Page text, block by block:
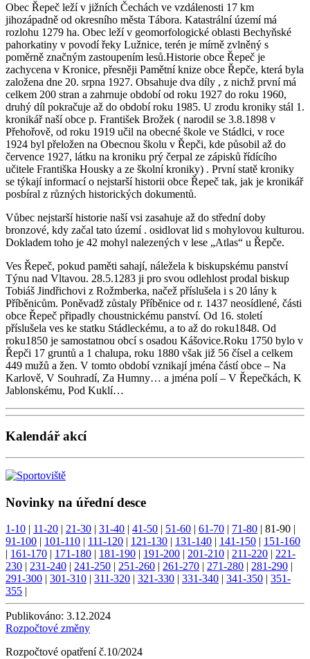
Obec Řepeč leží v jižních Čechách ve vzdálenosti 17 km
jihozápadně od okresního města Tábora. Katastrální území má
rozlohu 1279 ha. Obec leží v geomorfologické oblasti Bechyňské
pahorkatiny v povodí řeky Lužnice, terén je mírně zvlněný s
poměrně značným zastoupením lesů.Historie obce Řepeč je
zachycena v Kronice, přesněji Pamětní knize obce Řepče, která byla
založena dne 20. srpna 1927. Obsahuje dva díly , z nichž první má
celkem 200 stran a zahrnuje období od roku 1927 do roku 1960,
druhý díl pokračuje až do období roku 1985. U zrodu kroniky stál 1.
kronikář naší obce p. František Brožek ( narodil se 3.8.1898 v
Přehořově, od roku 1919 učil na obecné škole ve Stádlci, v roce
1924 byl přeložen na Obecnou školu v Řepči, kde působil až do
července 1927, látku na kroniku prý čerpal ze zápisků řídícího
učitele Františka Housky a ze školní kroniky) . První statě kroniky
se týkají informací o nejstarší historii obce Řepeč tak, jak je kronikář
posbíral z různých historických dokumentů.
Vůbec nejstarší historie naší vsi zasahuje až do střední doby
bronzové, kdy začal tato území . osidlovat lid s mohylovou kulturou.
Dokladem toho je 42 mohyl nalezených v lese „Atlas“ u Řepče.
Ves Řepeč, pokud paměti sahají, náležela k biskupskému panství
Týnu nad Vltavou. 28.5.1283 ji pro svou odlehlost prodal biskup
Tobiáš Jindřichovi z Rožmberka, načež příslušela i s 20 lány k
Příběnicům. Poněvadž zůstaly Příběnice od r. 1437 neosídlené, části
obce Řepeč připadly choustnickému panství. Od 16. století
příslušela ves ke statku Stádleckému, a to až do roku1848. Od
roku1850 je samostatnou obcí s osadou Kášovice.Roku 1750 bylo v
Řepči 17 gruntů a 1 chalupa, roku 1880 však již 56 čísel a celkem
449 mužů a žen. V tomto období vznikají jména částí obce – Na
Karlově, V Souhradí, Za Humny… a jména polí – V Řepečkách, K
Jablonskému, Pod Kuklí…
Kalendář akcí
Novinky na úřední desce
1-10 | 11-20 | 21-30 | 31-40 | 41-50 | 51-60 | 61-70 | 71-80 | 81-90 |
91-100 | 101-110 | 111-120 | 121-130 | 131-140 | 141-150 | 151-160
| 161-170 | 171-180 | 181-190 | 191-200 | 201-210 | 211-220 | 221-
230 | 231-240 | 241-250 | 251-260 | 261-270 | 271-280 | 281-290 |
291-300 | 301-310 | 311-320 | 321-330 | 331-340 | 341-350 | 351-
355 |
Publikováno: 3.12.2024
Rozpočtové změny
Rozpočtové opatření č.10/2024